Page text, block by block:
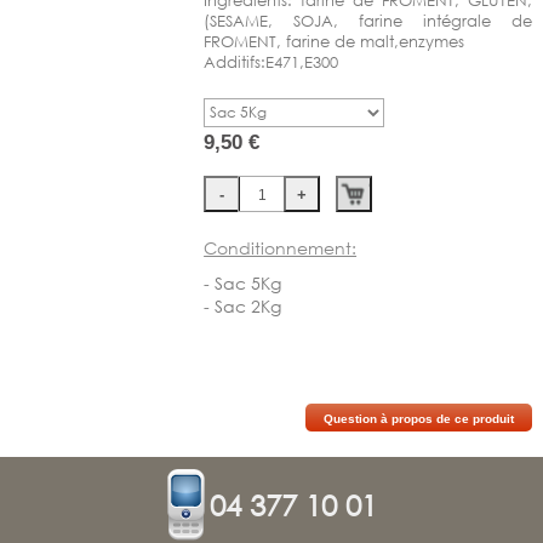
(SESAME, SOJA, farine intégrale de
FROMENT, farine de malt,enzymes
Additifs:E471,E300
9,50 €
Conditionnement:
-Sac 5Kg
-Sac 2Kg
Question à propos de ce produit
04 377 10 01